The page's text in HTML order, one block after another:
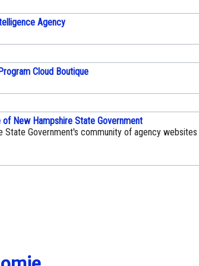
Agency
Cloud Boutique
of New Hampshire State Government
State Government's community of agency websites